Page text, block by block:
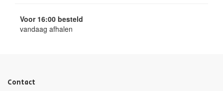
Voor 16:00 besteld
vandaag afhalen
Contact